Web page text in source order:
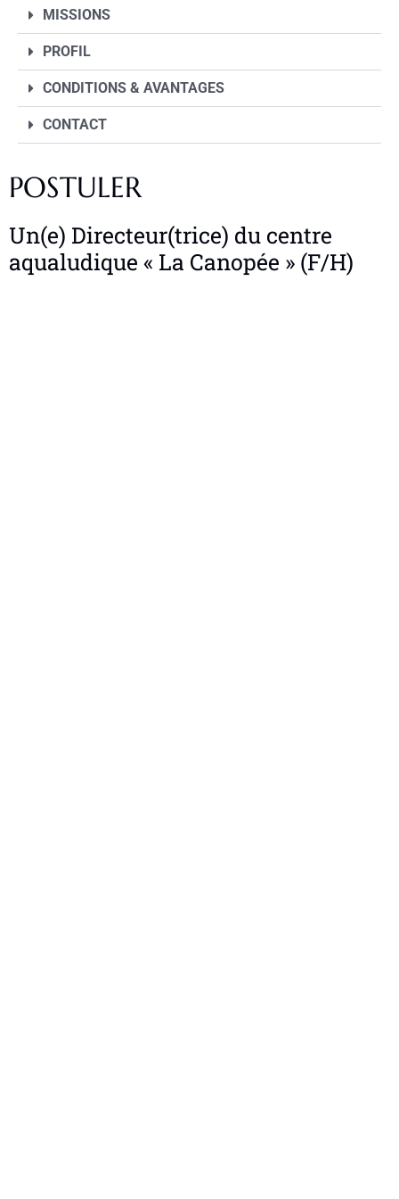
MISSIONS
PROFIL
CONDITIONS & AVANTAGES
CONTACT
POSTULER
Un(e) Directeur(trice) du centre
aqualudique « La Canopée » (F/H)